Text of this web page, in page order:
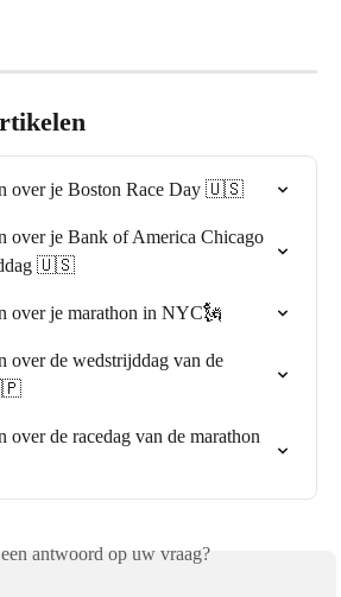
over je Boston Race Day 🇺🇸
over je Bank of America Chicago
🇺🇸
over je marathon in NYC🗽
over de wedstrijddag van de
over de racedag van de marathon
antwoord op uw vraag?